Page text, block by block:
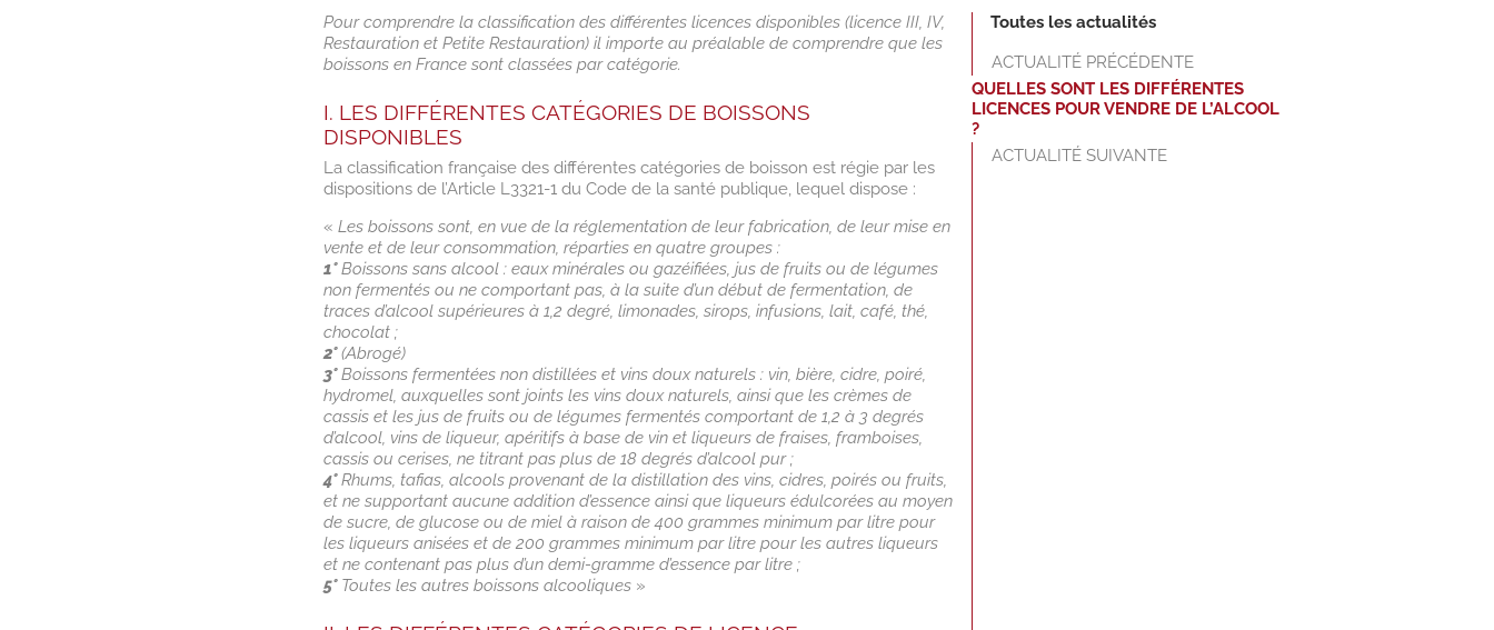
Pour comprendre la classification des différentes licences disponibles (licence III, IV,
Restauration et Petite Restauration) il importe au préalable de comprendre que les
boissons en France sont classées par catégorie.
I. LES DIFFÉRENTES CATÉGORIES DE BOISSONS
DISPONIBLES
La classification française des différentes catégories de boisson est régie par les
dispositions de l’Article L3321-1 du Code de la santé publique, lequel dispose :
«Les boissons sont, en vue de la réglementation de leur fabrication, de leur mise en
vente et de leur consommation, réparties en quatre groupes :
1°Boissons sans alcool : eaux minérales ou gazéifiées, jus de fruits ou de légumes
non fermentés ou ne comportant pas, à la suite d’un début de fermentation, de
traces d’alcool supérieures à 1,2 degré, limonades, sirops, infusions, lait, café, thé,
chocolat ;
2°(Abrogé)
3°Boissons fermentées non distillées et vins doux naturels : vin, bière, cidre, poiré,
hydromel, auxquelles sont joints les vins doux naturels, ainsi que les crèmes de
cassis et les jus de fruits ou de légumes fermentés comportant de 1,2 à 3 degrés
d’alcool, vins de liqueur, apéritifs à base de vin et liqueurs de fraises, framboises,
cassis ou cerises, ne titrant pas plus de 18 degrés d’alcool pur ;
4°Rhums, tafias, alcools provenant de la distillation des vins, cidres, poirés ou fruits,
et ne supportant aucune addition d’essence ainsi que liqueurs édulcorées au moyen
de sucre, de glucose ou de miel à raison de 400 grammes minimum par litre pour
les liqueurs anisées et de 200 grammes minimum par litre pour les autres liqueurs
et ne contenant pas plus d’un demi-gramme d’essence par litre ;
5°Toutes les autres boissons alcooliques »
Toutes les actualités
ACTUALITÉ PRÉCÉDENTE
QUELLES SONT LES DIFFÉRENTES
LICENCES POUR VENDRE DE L’ALCOOL
?
ACTUALITÉ SUIVANTE